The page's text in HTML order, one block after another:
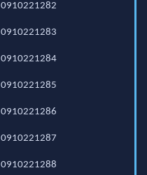
0910221282
0910221283
0910221284
0910221285
0910221286
0910221287
0910221288